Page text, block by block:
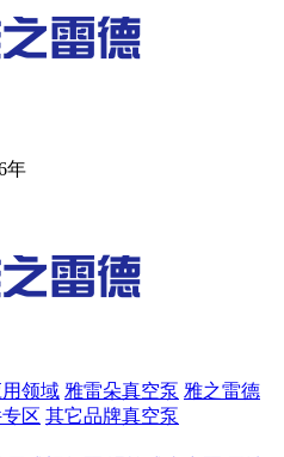
年
领域 雅雷朵真空泵 雅之雷德
区 其它品牌真空泵